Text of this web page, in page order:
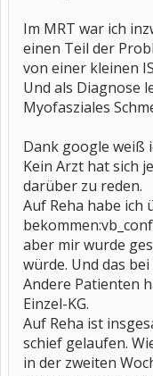
Im MRT war ich
einen Teil der
von einer kleinen
Und als Diagnose
Myofasziales
Dank google weiß
Kein Arzt hat sich
darüber zu reden.
Auf Reha habe ich
aber mir wurde
würde. Und das
Andere Patienten
Einzel-KG.
Auf Reha ist
schief gelaufen.
in der zweiten